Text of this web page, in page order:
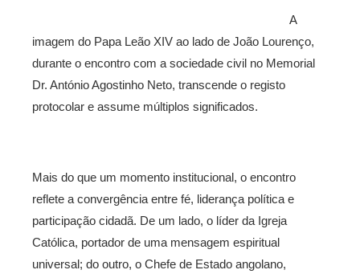
A
imagem do Papa Leão XIV ao lado de João Lourenço,
durante o encontro com a sociedade civil no Memorial
Dr. António Agostinho Neto, transcende o registo
protocolar e assume múltiplos significados.
Mais do que um momento institucional, o encontro
reflete a convergência entre fé, liderança política e
participação cidadã. De um lado, o líder da Igreja
Católica, portador de uma mensagem espiritual
universal; do outro, o Chefe de Estado angolano,